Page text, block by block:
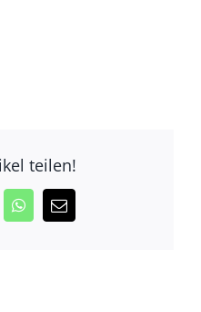
teilen!
WhatsApp
E-
Mail